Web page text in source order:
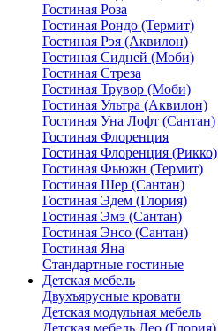
Гостиная Роза
Гостиная Рондо (Термит)
Гостиная Рэя (Аквилон)
Гостиная Сидней (Моби)
Гостиная Стреза
Гостиная Трувор (Моби)
Гостиная Ультра (Аквилон)
Гостиная Уна Лофт (Сантан)
Гостиная Флоренция
Гостиная Флоренция (Рикко)
Гостиная Фьюжн (Термит)
Гостиная Шер (Сантан)
Гостиная Эдем (Глория)
Гостиная Эмэ (Сантан)
Гостиная Энсо (Сантан)
Гостиная Яна
Стандартные гостиные
Детская мебель
Двухъярусные кровати
Детская модульная мебель
Детская мебель Лео (Глория)